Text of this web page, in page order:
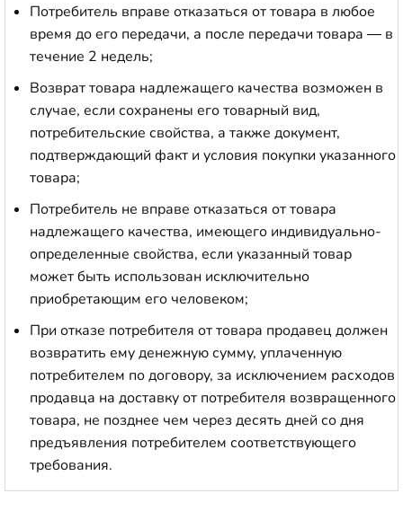
Потребитель вправе отказаться от товара в любое
время до его передачи, а после передачи товара — в
течение 2 недель;
Возврат товара надлежащего качества возможен в
случае, если сохранены его товарный вид,
потребительские свойства, а также документ,
подтверждающий факт и условия покупки указанного
товара;
Потребитель не вправе отказаться от товара
надлежащего качества, имеющего индивидуально-
определенные свойства, если указанный товар
может быть использован исключительно
приобретающим его человеком;
При отказе потребителя от товара продавец должен
возвратить ему денежную сумму, уплаченную
потребителем по договору, за исключением расходов
продавца на доставку от потребителя возвращенного
товара, не позднее чем через десять дней со дня
предъявления потребителем соответствующего
требования.